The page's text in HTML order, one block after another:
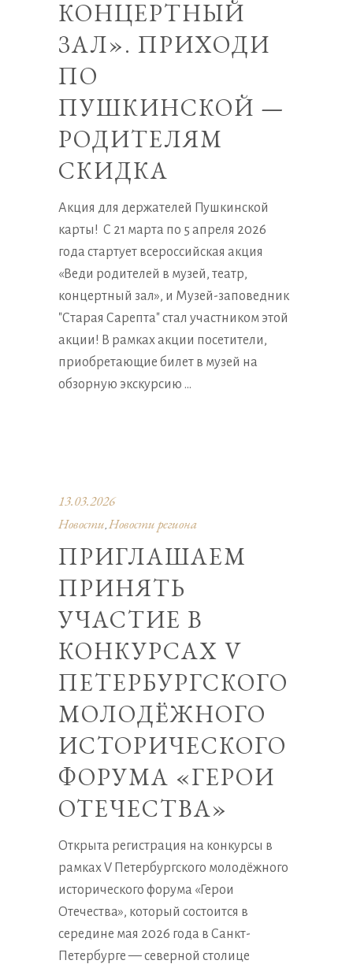
КОНЦЕРТНЫЙ
ЗАЛ». ПРИХОДИ
ПО
ПУШКИНСКОЙ —
РОДИТЕЛЯМ
СКИДКА
Акция для держателей Пушкинской
карты! С 21 марта по 5 апреля 2026
года стартует всероссийская акция
«Веди родителей в музей, театр,
концертный зал», и Музей-заповедник
"Старая Сарепта" стал участником этой
акции! В рамках акции посетители,
приобретающие билет в музей на
обзорную экскурсию
13.03.2026
Новости, Новости региона
ПРИГЛАШАЕМ
ПРИНЯТЬ
УЧАСТИЕ В
КОНКУРСАХ V
ПЕТЕРБУРГСКОГО
МОЛОДЁЖНОГО
ИСТОРИЧЕСКОГО
ФОРУМА «ГЕРОИ
ОТЕЧЕСТВА»
Открыта регистрация на конкурсы в
рамках V Петербургского молодёжного
исторического форума «Герои
Отечества», который состоится в
середине мая 2026 года в Санкт-
Петербурге — северной столице